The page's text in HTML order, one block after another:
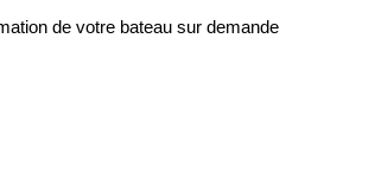
de votre bateau sur demande